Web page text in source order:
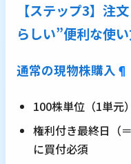
【ステップ3】注
らしい”便利な使
通常の現物株購入 ¶
100株単位（1単元
権利付き最終日（
に買付必須